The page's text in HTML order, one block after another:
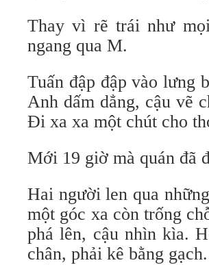
Thay vì rẽ trái như
ngang qua M.
Tuấn đập đập vào lưng
Anh dấm dẳng, cậu vẽ
Đi xa xa một chút cho
Mới 19 giờ mà quán đã
Hai người len qua
một góc xa còn trống
phá lên, cậu nhìn kìa.
chân, phải kê bằng